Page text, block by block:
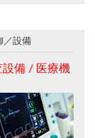
／設備
設備 / 医療機